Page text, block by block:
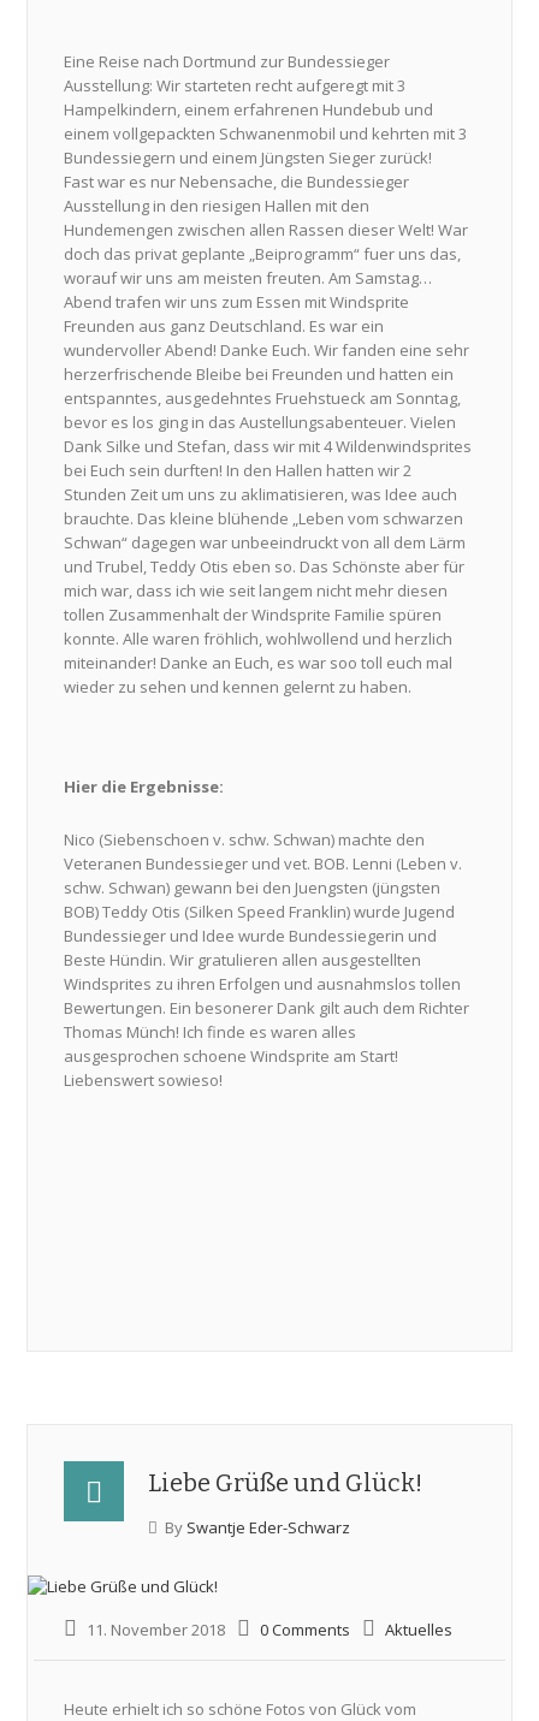
Eine Reise nach Dortmund zur Bundessieger
Ausstellung: Wir starteten recht aufgeregt mit 3
Hampelkindern, einem erfahrenen Hundebub und
einem vollgepackten Schwanenmobil und kehrten mit 3
Bundessiegern und einem Jüngsten Sieger zurück!
Fast war es nur Nebensache, die Bundessieger
Ausstellung in den riesigen Hallen mit den
Hundemengen zwischen allen Rassen dieser Welt! War
doch das privat geplante „Beiprogramm“ fuer uns das,
worauf wir uns am meisten freuten. Am Samstag…
Abend trafen wir uns zum Essen mit Windsprite
Freunden aus ganz Deutschland. Es war ein
wundervoller Abend! Danke Euch. Wir fanden eine sehr
herzerfrischende Bleibe bei Freunden und hatten ein
entspanntes, ausgedehntes Fruehstueck am Sonntag,
bevor es los ging in das Austellungsabenteuer. Vielen
Dank Silke und Stefan, dass wir mit 4 Wildenwindsprites
bei Euch sein durften! In den Hallen hatten wir 2
Stunden Zeit um uns zu aklimatisieren, was Idee auch
brauchte. Das kleine blühende „Leben vom schwarzen
Schwan“ dagegen war unbeeindruckt von all dem Lärm
und Trubel, Teddy Otis eben so. Das Schönste aber für
mich war, dass ich wie seit langem nicht mehr diesen
tollen Zusammenhalt der Windsprite Familie spüren
konnte. Alle waren fröhlich, wohlwollend und herzlich
miteinander! Danke an Euch, es war soo toll euch mal
wieder zu sehen und kennen gelernt zu haben.
Hier die Ergebnisse:
Nico (Siebenschoen v. schw. Schwan) machte den
Veteranen Bundessieger und vet. BOB. Lenni (Leben v.
schw. Schwan) gewann bei den Juengsten (jüngsten
BOB) Teddy Otis (Silken Speed Franklin) wurde Jugend
Bundessieger und Idee wurde Bundessiegerin und
Beste Hündin. Wir gratulieren allen ausgestellten
Windsprites zu ihren Erfolgen und ausnahmslos tollen
Bewertungen. Ein besonerer Dank gilt auch dem Richter
Thomas Münch! Ich finde es waren alles
ausgesprochen schoene Windsprite am Start!
Liebenswert sowieso!
Liebe Grüße und Glück!
By Swantje Eder-Schwarz
11. November 2018 0 Comments Aktuelles
Heute erhielt ich so schöne Fotos von Glück vom